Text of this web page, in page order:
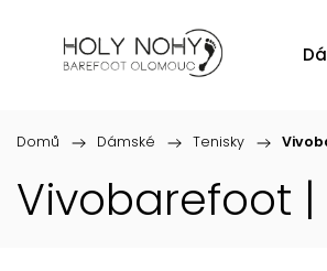
Domů / Dámské / Tenisky /
Vivobarefoot |